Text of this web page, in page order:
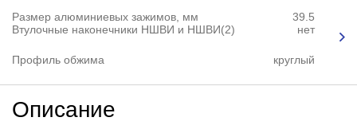
Размер алюминиевых зажимов, мм
39.5
Втулочные наконечники НШВИ и НШВИ(2)
нет
Профиль обжима круглый
Описание